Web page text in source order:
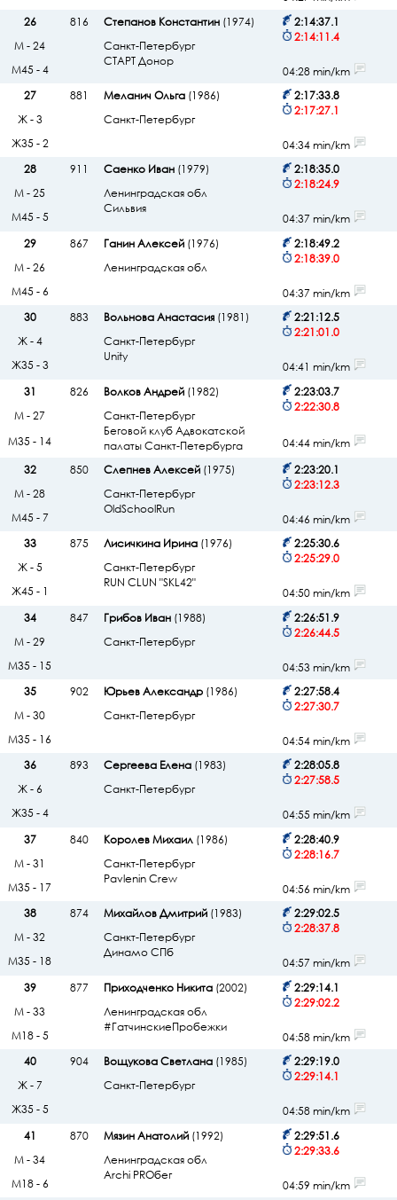
26
816 Степанов Константин(1974)
Санкт-Петербург
СТАРТ Донор
2:14:37.1
2:14:11.4
М - 24
М45 - 4
04:28 min/km
27
881 Меланич Ольга(1986)
Санкт-Петербург
2:17:33.8
2:17:27.1
Ж - 3
Ж35 - 2
04:34 min/km
28
911 Саенко Иван(1979)
Ленинградская обл
Сильвия
2:18:35.0
2:18:24.9
М - 25
М45 - 5
04:37 min/km
29
867 Ганин Алексей(1976)
Ленинградская обл
2:18:49.2
2:18:39.0
М - 26
М45 - 6
04:37 min/km
30
883 Вольнова Анастасия(1981)
Санкт-Петербург
Unity
2:21:12.5
2:21:01.0
Ж - 4
Ж35 - 3
04:41 min/km
31
826 Волков Андрей(1982)
Санкт-Петербург
Беговой клуб Адвокатской
палаты Санкт-Петербурга
2:23:03.7
2:22:30.8
М - 27
М35 - 14
04:44 min/km
32
850 Слепнев Алексей(1975)
Санкт-Петербург
OldSchoolRun
2:23:20.1
2:23:12.3
М - 28
М45 - 7
04:46 min/km
33
875 Лисичкина Ирина(1976)
Санкт-Петербург
RUN CLUN "SKL42"
2:25:30.6
2:25:29.0
Ж - 5
Ж45 - 1
04:50 min/km
34
847 Грибов Иван(1988)
Санкт-Петербург
2:26:51.9
2:26:44.5
М - 29
М35 - 15
04:53 min/km
35
902 Юрьев Александр(1986)
Санкт-Петербург
2:27:58.4
2:27:30.7
М - 30
М35 - 16
04:54 min/km
36
893 Сергеева Елена(1983)
Санкт-Петербург
2:28:05.8
2:27:58.5
Ж - 6
Ж35 - 4
04:55 min/km
37
840 Королев Михаил(1986)
Санкт-Петербург
Pavlenin Crew
2:28:40.9
2:28:16.7
М - 31
М35 - 17
04:56 min/km
38
874 Михайлов Дмитрий(1983)
Санкт-Петербург
Динамо СПб
2:29:02.5
2:28:37.8
М - 32
М35 - 18
04:57 min/km
39
877 Приходченко Никита(2002)
Ленинградская обл
#ГатчинскиеПробежки
2:29:14.1
2:29:02.2
М - 33
М18 - 5
04:58 min/km
40
904 Вощукова Светлана(1985)
Санкт-Петербург
2:29:19.0
2:29:14.1
Ж - 7
Ж35 - 5
04:58 min/km
41
870 Мязин Анатолий(1992)
Ленинградская обл
Archi PROбег
2:29:51.6
2:29:33.6
М - 34
М18 - 6
04:59 min/km